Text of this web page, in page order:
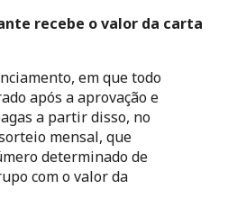
recebe o valor da carta
em que todo
após a aprovação e
a partir disso, no
mensal, que
determinado de
com o valor da